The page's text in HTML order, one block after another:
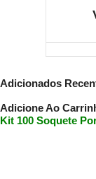
Adicionados
Adicione Ao
Kit 100 Soquete